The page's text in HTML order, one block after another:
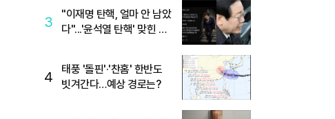
3
"이재명 탄핵, 얼마 안 남았
다"...'윤석열 탄핵' 맞힌 무
4
태풍 '돌핀'·'찬홈' 한반도
빗겨간다…예상 경로는?